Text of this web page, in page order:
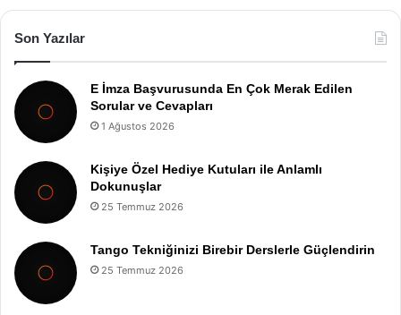
Son Yazılar
E İmza Başvurusunda En Çok Merak Edilen
Sorular ve Cevapları
1 Ağustos 2026
Kişiye Özel Hediye Kutuları ile Anlamlı
Dokunuşlar
25 Temmuz 2026
Tango Tekniğinizi Birebir Derslerle Güçlendirin
25 Temmuz 2026